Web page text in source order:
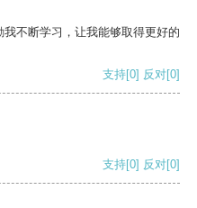
不断学习，让我能够取得更好的
支持[0] 反对[0]
支持[0] 反对[0]